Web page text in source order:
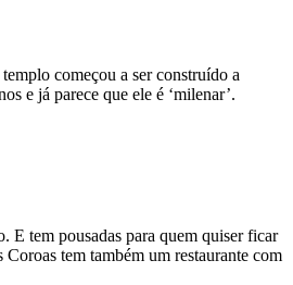
começou a ser construído a
e já parece que ele é ‘milenar’.
E tem pousadas para quem quiser ficar
Coroas tem também um restaurante com